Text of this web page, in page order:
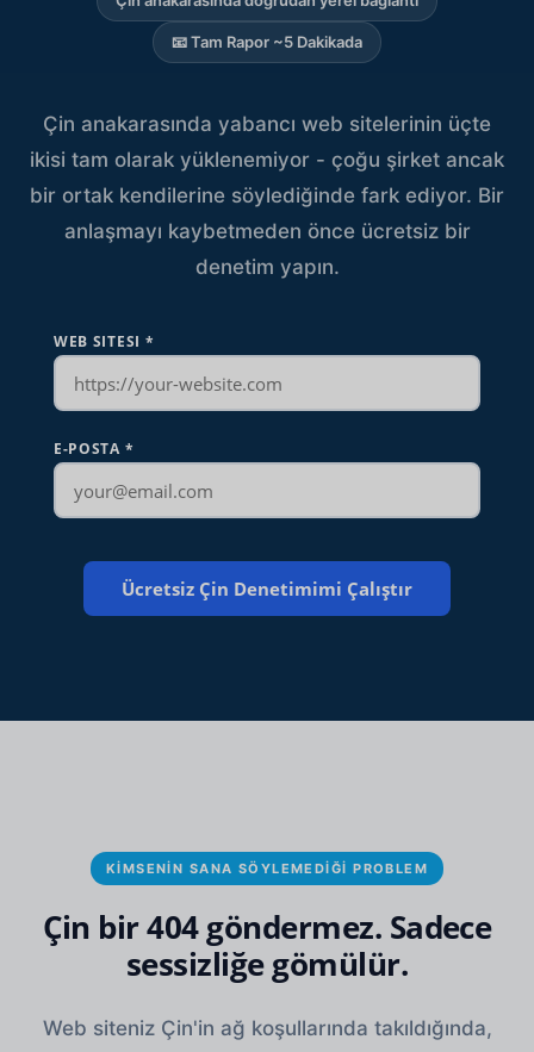
📧 Tam Rapor ~5 Dakikada
Çin anakarasında yabancı web sitelerinin üçte
ikisi tam olarak yüklenemiyor - çoğu şirket ancak
bir ortak kendilerine söylediğinde fark ediyor. Bir
anlaşmayı kaybetmeden önce ücretsiz bir
denetim yapın.
WEB SITESI *
E-POSTA *
KIMSENIN SANA SÖYLEMEDIĞI PROBLEM
Çin bir 404 göndermez. Sadece
sessizliğe gömülür.
Web siteniz Çin'in ağ koşullarında takıldığında,